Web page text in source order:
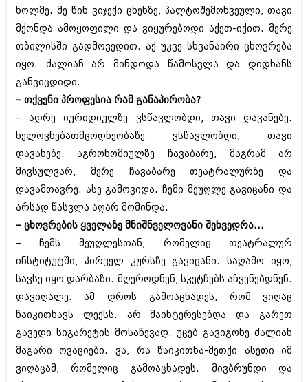
კრიმინალი
რომანი და დეტექტივი
სახალისო ამბები
შოუბიზნესი
დაიჯესტი
ქალი და მამაკაცი
ისტორია
სხვადასხვა
ანონსი
არქივი
აგვისტო 2018 (162)
ივლისი 2018 (223)
ივნისი 2018 (244)
მაისი 2018 (211)
აპრილი 2018 (194)
მარტი 2018 (256)
თებერვალი 2018 (208)
იანვარი 2018 (215)
შოუბიზნესი
დაიჯესტი
ქალი და მამაკაცი
ისტორია
სხვადასხვა
ანონსი
არქივი
ნოემბერი 2020 (103)
ოქტომბერი 2020 (209)
სექტემბერი 2020 (204)
აგვისტო 2020 (249)
ივლისი 2020 (204)
ივნისი 2020 (249)
არქივის ზომის ნახვა
ხოლმე. მე წინ ვიჯექი ცხენზე, პალტოშემოხვეული, თავი
მქონდა ამოყოფილი და ვიყურებოდი აქეთ-იქით. მერე
თბილისში გადმოვედით. აქ უკვე სხვანაირი ცხოვრება
იყო. ძალიან არ მინდოდა წამოსვლა და დიდხანს
განვიცდიდი.
– თქვენი პროფესია რამ განაპირობა?
– ადრე იურიდიულზე ვსწავლობდი, თავი დავანებე.
ხელოვნებათმცოდნეობაზე ვსწავლობდი, თავი
დავანებე. აგრონომიულზე ჩავაბარე, მაგრამ არ
მივსულვარ, მერე ჩავაბარე თეატრალურზე და
დავამთავრე. ასე გამოვიდა. ჩემი მეუღლე გავიცანი და
არსად წასვლა აღარ მომინდა.
– ცხოვრების ყველაზე მნიშნველოვანი შეხვედრა...
– ჩემს მეუღლესთან, რომელიც თეატრალურ
ინსტიტუტში, პირველ კურსზე გავიცანი. საღამო იყო,
სავსე იყო დარბაზი. მღეროდნენ, სკეტჩებს აჩვენებდნენ.
დავიღალე. ამ დროს გამოაცხადეს, რომ ვიღაც
წაიკითხავს ლექსს. არ მაინტერესებდა და გარეთ
გავედი სიგარეტის მოსაწევად. უცებ გავიგონე ძალიან
მაგარი ოვაციები. ვა, რა წაიკითხა-მეთქი ასეთი იმ
ვიღაცამ, რომელიც გამოაცხადეს. მივბრუნდი და